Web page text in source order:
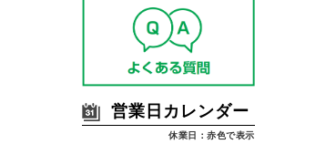
営業日カレンダー
休業日：赤色で表示